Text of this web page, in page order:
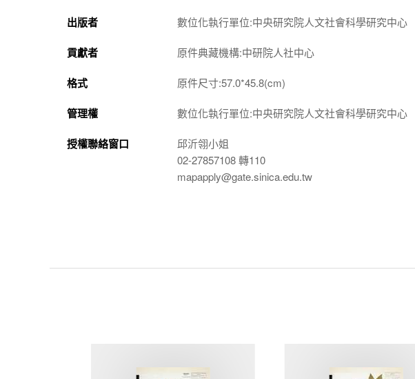
出版者 數位化執行單位:中央研究院人文社會科學研究中心
貢獻者 原件典藏機構:中研院人社中心
格式 原件尺寸:57.0*45.8(cm)
管理權 數位化執行單位:中央研究院人文社會科學研究中心
授權聯絡窗口
邱沂翎小姐
02-27857108 轉110
mapapply@gate.sinica.edu.tw